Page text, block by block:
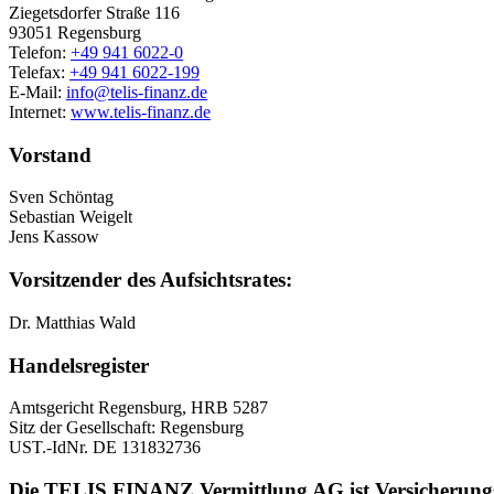
Ziegetsdorfer Straße 116
93051 Regensburg
Telefon: +49 941 6022-0
Telefax: +49 941 6022-199
E-Mail: info@telis-finanz.de
Internet: www.telis-finanz.de
Vorstand
Sven Schöntag
Sebastian Weigelt
Jens Kassow
Vorsitzender des Aufsichtsrates:
Dr. Matthias Wald
Handelsregister
Amtsgericht Regensburg, HRB 5287
Sitz der Gesellschaft: Regensburg
UST.-IdNr. DE 131832736